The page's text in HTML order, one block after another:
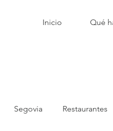
Inicio Qué
Segovia Restaurantes